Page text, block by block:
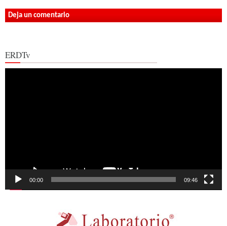
Deja un comentario
ERDTv
00:00 09:46